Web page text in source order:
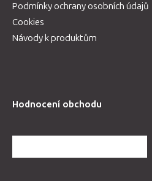
Podmínky ochrany osobních údajů
Cookies
Návody k produktům
Hodnocení obchodu